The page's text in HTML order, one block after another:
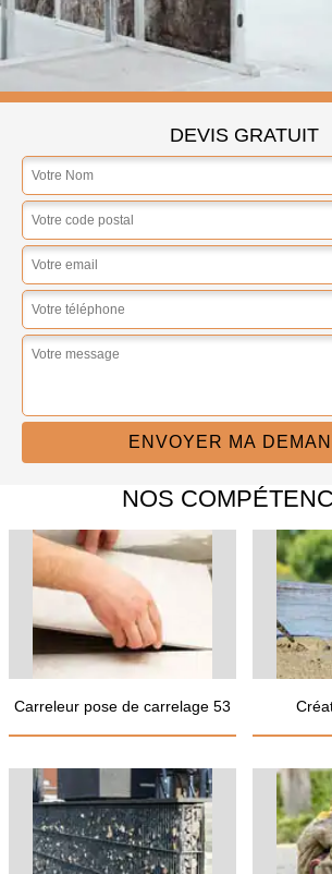
DEVIS GRATUIT
NOS
Carreleur pose de carrelage 53